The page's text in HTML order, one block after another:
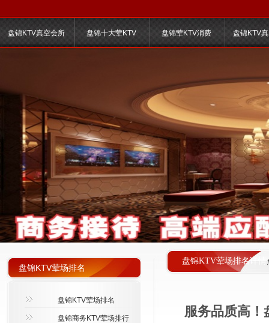
盘锦KTV真空会所 盘锦十大荤KTV 盘锦荤KTV消费 盘锦KTV
盘锦KTV荤场排名详情
盘锦KTV荤场排名
盘锦KTV荤场排名
盘锦商务KTV荤场排行 服务品质高！